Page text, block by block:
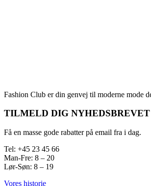
Fashion Club er din genvej til moderne mode
TILMELD DIG NYHEDSBREVET
Få en masse gode rabatter på email fra i dag.
Tel: +45 23 45 66
Man-Fre: 8 – 20
Lør-Søn: 8 – 19
Vores historie